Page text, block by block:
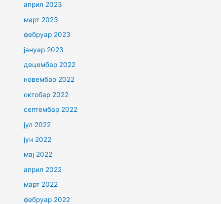
април 2023
март 2023
фебруар 2023
јануар 2023
децембар 2022
новембар 2022
октобар 2022
септембар 2022
јул 2022
јун 2022
мај 2022
април 2022
март 2022
фебруар 2022